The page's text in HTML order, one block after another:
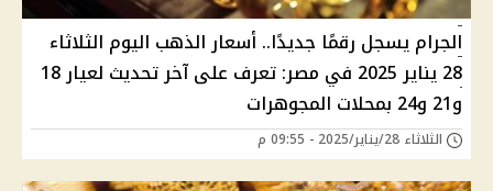
الجرام يسجل رقمًا جديدًا.. أسعار الذهب اليوم الثلاثاء
28 يناير 2025 في مصر: تعرف على آخر تحديث لعيار 18
و21 و24 بمحلات المجوهرات
الثلاثاء 28/يناير/2025 - 09:55 م